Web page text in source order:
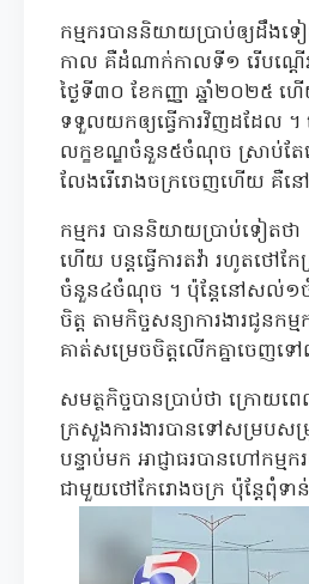
កម្មករបាននិយាយប្រាប់ឲ្យដឹង
កាល គឺដំណាក់កាលទី១ រើបណ្ដ
ថ្ងៃទី៣០ ខែកញ្ញា ឆ្នាំ២០២៥ ហ
ទទួលយកឲ្យធ្វើការវិញដដែល ។ ពេ
លក្ខខណ្ឌចំនួន៥ចំណុច ស្រាប់តែ
លែងរើរោងចក្រចេញហើយ គឺន
កម្មករ បាននិយាយប្រាប់ទៀតថ
ហើយ បន្តធ្វើការតវ៉ា រហូតថៅ
ចំនួន៤ចំណុច ។ ប៉ុន្តែនៅសល់១
ចិត្ត តាមកិច្ចសន្យាការងារជូន
គាត់សម្រេចចិត្តលើកគ្នាចេញ
សមត្ថកិច្ចបានប្រាប់ថា ក្រោយពេ
ក្រសួងការងារបានទៅសម្របសម្
បន្ទាប់មក អាជ្ញាធរបានហៅ
ជាមួយថៅកែរោងចក្រ ប៉ុន្តែពុំទ